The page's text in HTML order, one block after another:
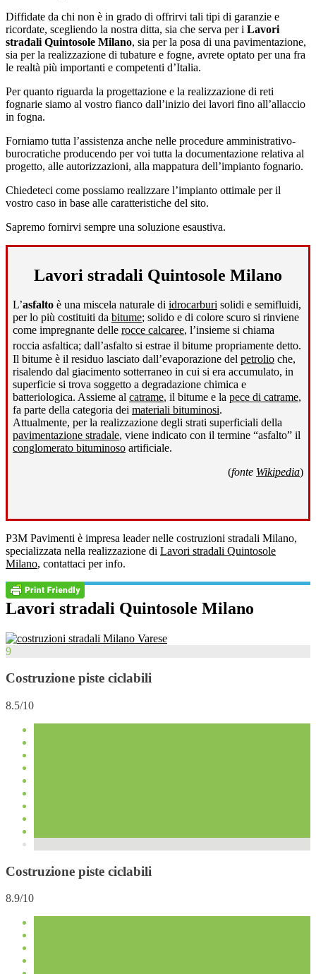
Diffidate da chi non è in grado di offrirvi tali tipi di garanzie e
ricordate, scegliendo la nostra ditta, sia che serva per i Lavori
stradali Quintosole Milano, sia per la posa di una pavimentazione,
sia per la realizzazione di tubature e fogne, avrete optato per una fra
le realtà più importanti e competenti d’Italia.
Per quanto riguarda la progettazione e la realizzazione di reti
fognarie siamo al vostro fianco dall’inizio dei lavori fino all’allaccio
in fogna.
Forniamo tutta l’assistenza anche nelle procedure amministrativo-
burocratiche producendo per voi tutta la documentazione relativa al
progetto, alle autorizzazioni, alla mappatura dell’impianto fognario.
Chiedeteci come possiamo realizzare l’impianto ottimale per il
vostro caso in base alle caratteristiche del sito.
Sapremo fornirvi sempre una soluzione esaustiva.
Lavori stradali Quintosole Milano
L’asfalto è una miscela naturale di idrocarburi solidi e semifluidi,
per lo più costituiti da bitume; solido e di colore scuro si rinviene
come impregnante delle rocce calcaree, l’insieme si chiama
roccia asfaltica; dall’asfalto si estrae il bitume propriamente detto.
Il bitume è il residuo lasciato dall’evaporazione del petrolio che,
risalendo dal giacimento sotterraneo in cui si era accumulato, in
superficie si trova soggetto a degradazione chimica e
batteriologica. Assieme al catrame, il bitume e la pece di catrame,
fa parte della categoria dei materiali bituminosi.
Attualmente, per la realizzazione degli strati superficiali della
pavimentazione stradale, viene indicato con il termine “asfalto” il
conglomerato bituminoso artificiale.
(fonte Wikipedia)
P3M Pavimenti è impresa leader nelle costruzioni stradali Milano,
specializzata nella realizzazione di Lavori stradali Quintosole
Milano, contattaci per info.
Lavori stradali Quintosole Milano
9
Costruzione piste ciclabili
8.5/10
Costruzione piste ciclabili
8.9/10